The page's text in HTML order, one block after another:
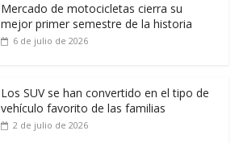
Mercado de motocicletas cierra su
mejor primer semestre de la historia
6 de julio de 2026
Los SUV se han convertido en el tipo de
vehículo favorito de las familias
2 de julio de 2026